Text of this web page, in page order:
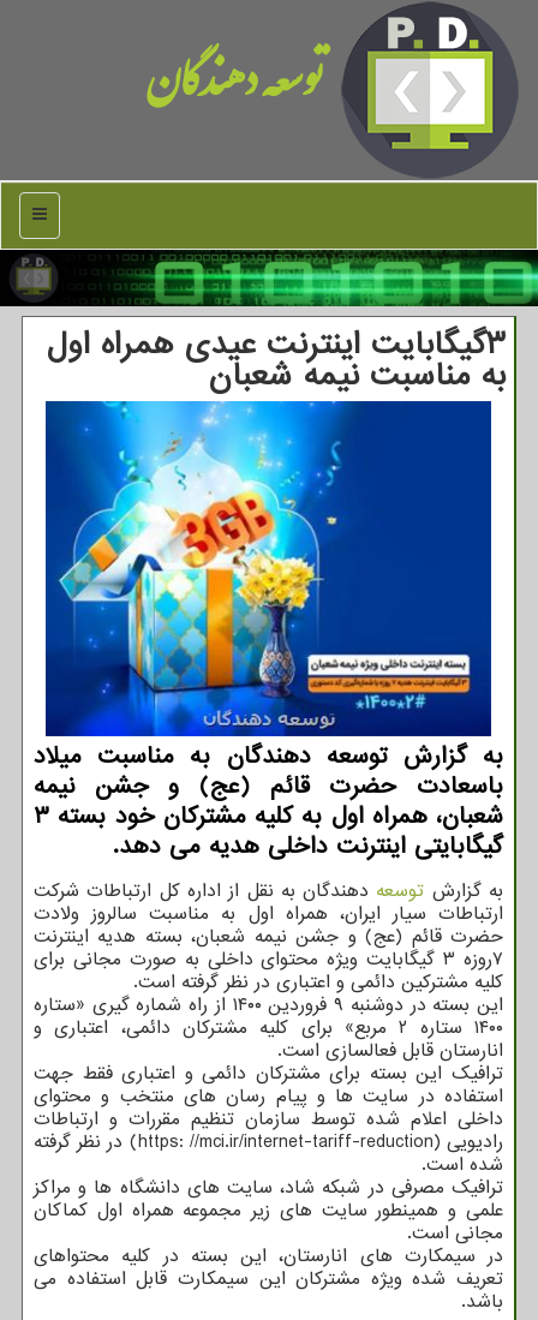
توسعه دهندگان
منو
۳گیگابایت اینترنت عیدی همراه اول
به مناسبت نیمه شعبان
به گزارش توسعه دهندگان به مناسبت میلاد
باسعادت حضرت قائم (عج) و جشن نیمه
شعبان، همراه اول به کلیه مشترکان خود بسته ۳
گیگابایتی اینترنت داخلی هدیه می دهد.
به گزارش توسعه دهندگان به نقل از اداره کل ارتباطات شرکت
ارتباطات سیار ایران، همراه اول به مناسبت سالروز ولادت
حضرت قائم (عج) و جشن نیمه شعبان، بسته هدیه اینترنت
۷روزه ۳ گیگابایت ویژه محتوای داخلی به صورت مجانی برای
کلیه مشترکین دائمی و اعتباری در نظر گرفته است.
این بسته در دوشنبه ۹ فروردین ۱۴۰۰ از راه شماره گیری «ستاره
۱۴۰۰ ستاره ۲ مربع» برای کلیه مشترکان دائمی، اعتباری و
انارستان قابل فعالسازی است.
ترافیک این بسته برای مشترکان دائمی و اعتباری فقط جهت
استفاده در سایت ها و پیام رسان های منتخب و محتوای
داخلی اعلام شده توسط سازمان تنظیم مقررات و ارتباطات
رادیویی (https: //mci.ir/internet-tariff-reduction) در نظر گرفته
شده است.
ترافیک مصرفی در شبکه شاد، سایت های دانشگاه ها و مراکز
علمی و همینطور سایت های زیر مجموعه همراه اول کماکان
مجانی است.
در سیمکارت های انارستان، این بسته در کلیه محتواهای
تعریف شده ویژه مشترکان این سیمکارت قابل استفاده می
باشد.